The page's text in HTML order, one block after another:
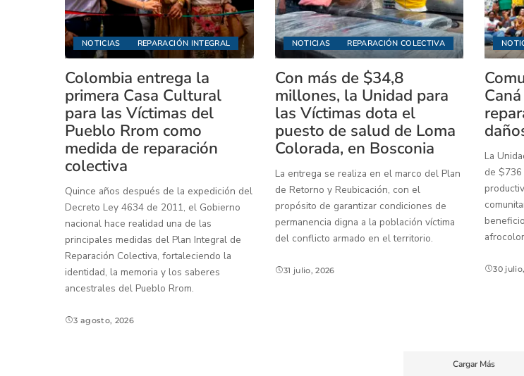
NOTICIAS REPARACIÓN INTEGRAL
Colombia entrega la
primera Casa Cultural
para las Víctimas del
Pueblo Rrom como
medida de reparación
colectiva
Quince años después de la expedición del
Decreto Ley 4634 de 2011, el Gobierno
nacional hace realidad una de las
principales medidas del Plan Integral de
Reparación Colectiva, fortaleciendo la
identidad, la memoria y los saberes
ancestrales del Pueblo Rrom.
3 agosto, 2026
NOTICIAS REPARACIÓN COLECTIVA
Con más de $34,8
millones, la Unidad para
las Víctimas dota el
puesto de salud de Loma
Colorada, en Bosconia
La entrega se realiza en el marco del Plan
de Retorno y Reubicación, con el
propósito de garantizar condiciones de
permanencia digna a la población víctima
del conflicto armado en el territorio.
31 julio, 2026
La
de
30
Cargar Más